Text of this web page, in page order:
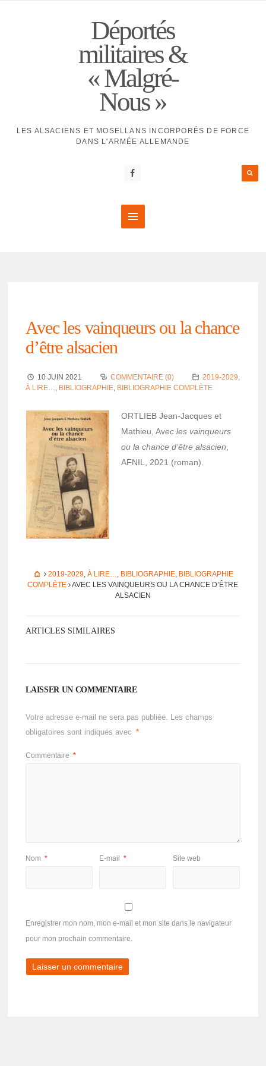
Déportés
militaires &
« Malgré-
Nous »
LES ALSACIENS ET MOSELLANS INCORPORÉS DE FORCE
DANS L'ARMÉE ALLEMANDE
Avec les vainqueurs ou la chance
d’être alsa­cien
10 JUIN 2021 COMMENTAIRE (0) 2019-2029,
À LIRE…, BIBLIOGRAPHIE, BIBLIOGRAPHIE COMPLÈTE
ORTLIEB Jean-Jacques et
Mathieu, Avec les vainqueurs
ou la chance d’être alsa­cien
AFNIL, 2021 (roman).
2019-2029,À LIRE…, BIBLIOGRAPHIE, BIBLIOGRAPHIE
COMPLÈTE
AVEC LES VAINQUEURS OU LA CHANCE D’ÊTRE
ALSA­CIEN
ARTICLES SIMILAIRES
LAISSER UN COMMENTAIRE
Votre adresse e-mail ne sera pas publiée. Les champs
obligatoires sont indiqués avec
*
Commentaire *
Nom * E-mail * Site web
Enregistrer mon nom, mon e-mail et mon site dans le navigateur
pour mon prochain commentaire.